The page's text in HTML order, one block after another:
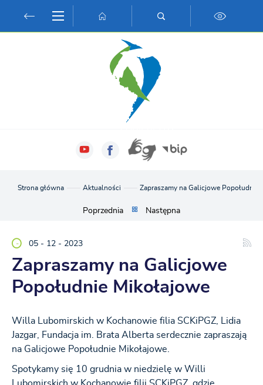
Przejdź do wyszukiwarki.
Przejdź do ustawień wielkości czcionki.
Włącz wersję kontrastową strony.
Strona główna Aktualności Zapraszamy na Galicjowe Popołudnie
Poprzednia Następna
05 - 12 - 2023
Zapraszamy na Galicjowe
Popołudnie Mikołajowe
Willa Lubomirskich w Kochanowie filia SCKiPGZ, Lidia
Jazgar, Fundacja im. Brata Alberta serdecznie zapraszają
na Galicjowe Popołudnie Mikołajowe.
Spotykamy się 10 grudnia w niedzielę w Willi